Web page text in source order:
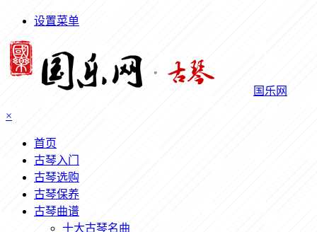
设置菜单
国乐网
×
首页
古琴入门
古琴选购
古琴保养
古琴曲谱
十大古琴名曲